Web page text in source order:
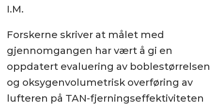
I.M.
Forskerne skriver at målet med
gjennomgangen har vært å gi en
oppdatert evaluering av boblestørrelsen
og oksygenvolumetrisk overføring av
lufteren på TAN-fjerningseffektiviteten